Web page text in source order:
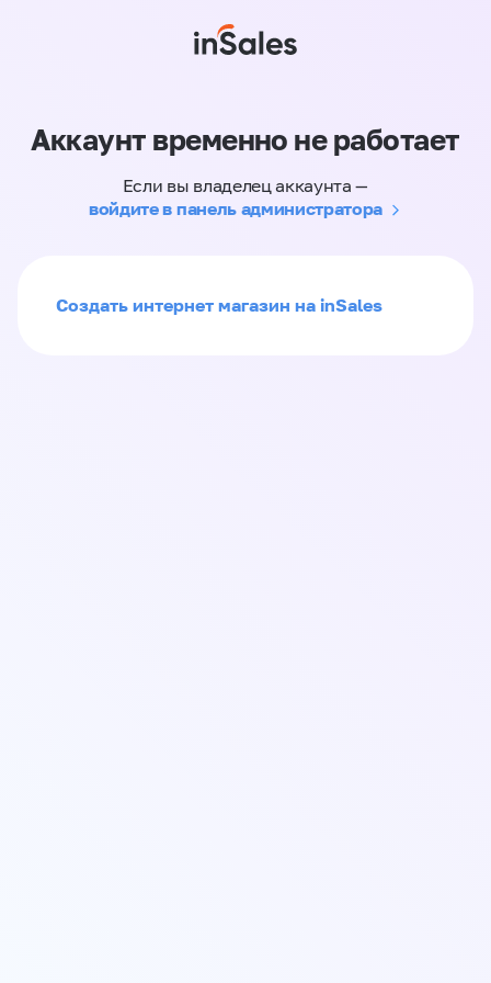
Аккаунт временно не работает
Если вы владелец аккаунта —
войдите в панель администратора
Создать интернет магазин на inSales